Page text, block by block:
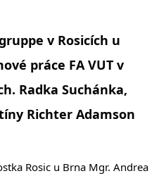
v Rosicích u
práce FA VUT v
Radka Suchánka,
Richter Adamson
Rosic u Brna Mgr. Andrea